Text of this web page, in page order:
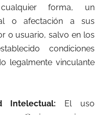
forma, un
o afectación a sus
o usuario, salvo en los
condiciones
legalmente vinculante
Intelectual: El uso